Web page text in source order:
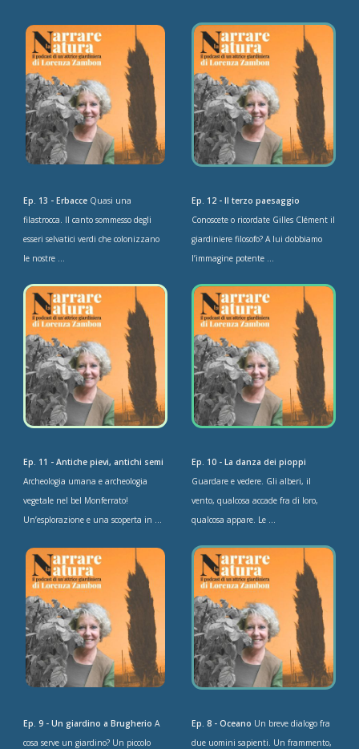
Ep. 13 - Erbacce Quasi una
filastrocca. Il canto sommesso degli
esseri selvatici verdi che colonizzano
le nostre ...
Ep. 12 - Il terzo paesaggio
Conoscete o ricordate Gilles Clément il
giardiniere filosofo? A lui dobbiamo
l’immagine potente ...
Ep. 11 - Antiche pievi, antichi semi
Archeologia umana e archeologia
vegetale nel bel Monferrato!
Un’esplorazione e una scoperta in ...
Ep. 10 - La danza dei pioppi
Guardare e vedere. Gli alberi, il
vento, qualcosa accade fra di loro,
qualcosa appare. Le ...
Ep. 9 - Un giardino a Brugherio A
cosa serve un giardino? Un piccolo
Ep. 8 - Oceano Un breve dialogo fra
due uomini sapienti. Un frammento,